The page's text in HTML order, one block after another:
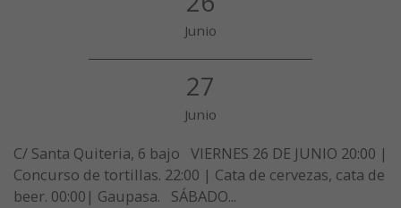
Junio
27
Junio
C/ Santa Quiteria, 6 bajo VIERNES 26 DE JUNIO 20:00 |
Concurso de tortillas. 22:00 | Cata de cervezas, cata de
beer. 00:00| Gaupasa. SÁBADO...